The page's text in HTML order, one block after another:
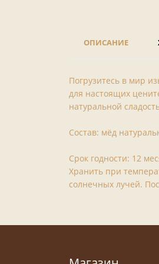
ОПИСАНИЕ
Погрузитесь в мир
для настоящих
натуральной
Состав: мёд
Срок годности: 12
Хранить при
солнечных лучей.